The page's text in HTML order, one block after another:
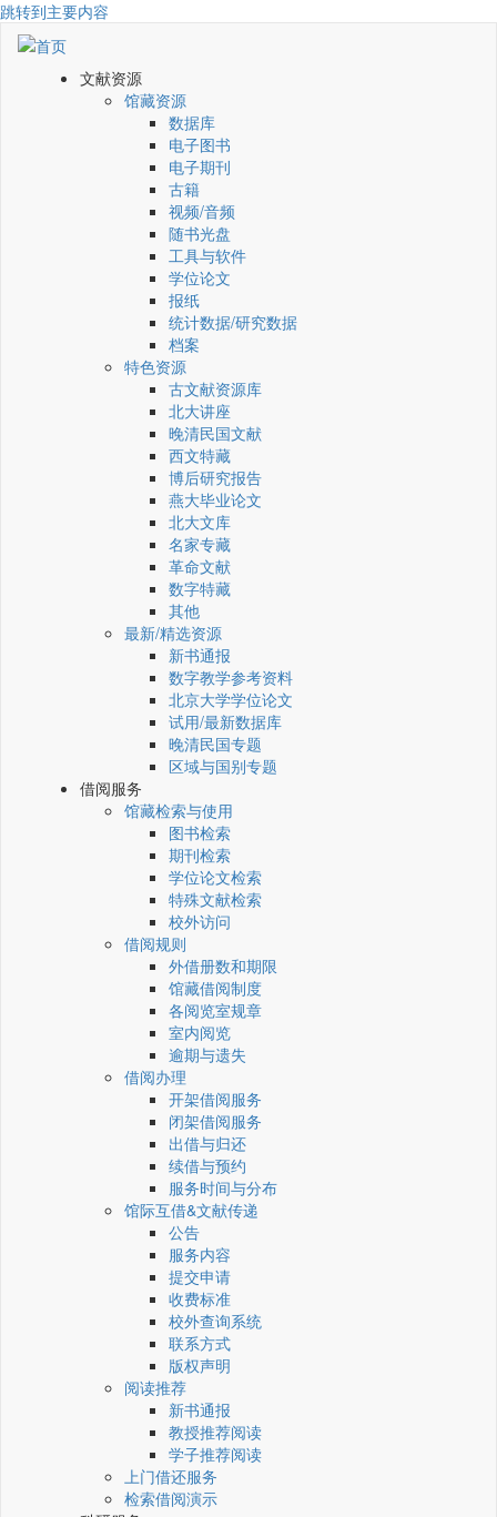
跳转到主要内容
文献资源
馆藏资源
数据库
电子图书
电子期刊
古籍
视频/音频
随书光盘
工具与软件
学位论文
报纸
统计数据/研究数据
档案
特色资源
古文献资源库
北大讲座
晚清民国文献
西文特藏
博后研究报告
燕大毕业论文
北大文库
名家专藏
革命文献
数字特藏
其他
最新/精选资源
新书通报
数字教学参考资料
北京大学学位论文
试用/最新数据库
晚清民国专题
区域与国别专题
借阅服务
馆藏检索与使用
图书检索
期刊检索
学位论文检索
特殊文献检索
校外访问
借阅规则
外借册数和期限
馆藏借阅制度
各阅览室规章
室内阅览
逾期与遗失
借阅办理
开架借阅服务
闭架借阅服务
出借与归还
续借与预约
服务时间与分布
馆际互借&文献传递
公告
服务内容
提交申请
收费标准
校外查询系统
联系方式
版权声明
阅读推荐
新书通报
教授推荐阅读
学子推荐阅读
上门借还服务
检索借阅演示